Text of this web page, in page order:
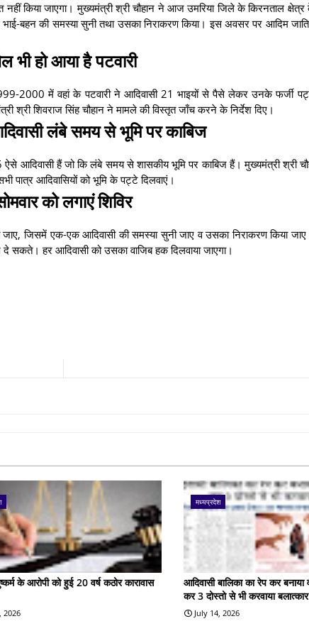
नहीं किया जाएगा। मुख्यमंत्री श्री चौहान ने आज उमरिया जिले के किरनताल
बहन की समस्या सुनी तथा उसका निराकरण किया। इस अवसर पर आदिम
भी हो आया है पटवारी
1999-2000 में वहां के पटवारी ने आदिवासी 21 भाइयों से पैसे लेकर उनके फर्जी
श्री शिवराज सिंह चौहान ने मामले की विस्तृत जाँच करने के निर्देश दिए।
लंबे समय से भूमि पर काबिज
ऐसे आदिवासी हैं जो कि लंबे समय से शासकीय भूमि पर काबिज हैं। मुख्यमंत्री श्री
पात्र आदिवासियों को भूमि के पट्टे दिलवाएं।
को लगाएं शिविर
जाए, जिसमें एक-एक आदिवासी की समस्या सुनी जाए व उसका निराकरण किया
दे सकते। हर आदिवासी को उसका वाजिब हक दिलवाया जाएगा।
के आरोपी को हुई 20 वर्ष कठोर कारावास
2026
मध्यप्रदेश
आदिवासी बालिका का रेप कर बनाया
कर 3 दोस्तो से भी करवाया बलात्कार
July 14, 2026